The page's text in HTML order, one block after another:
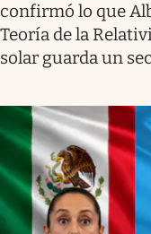
confirmó lo que
Teoría de la
solar guarda un